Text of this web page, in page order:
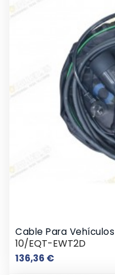
Cable Para
10/EQT-EWT2D
136,36 €Precio